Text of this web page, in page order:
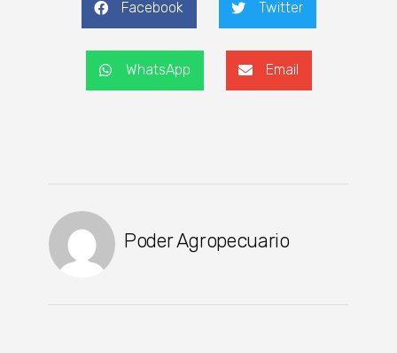
Facebook Twitter
WhatsApp Email
Poder Agropecuario